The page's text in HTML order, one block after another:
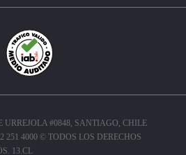
URREJOLA #0848, SANTIAGO, CHILE
251 4000 © TODOS LOS DERECHOS
13.CL